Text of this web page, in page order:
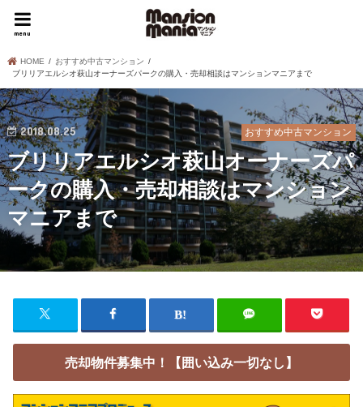
menu
HOME
おすすめ中古マンション
ブリリアエルシオ萩山オーナーズパークの購入・売却相談はマンションマニアまで
おすすめ中古マンション
2018.08.25
ブリリアエルシオ萩山オーナーズパ
ークの購入・売却相談はマンション
マニアまで
売却物件募集中！【囲い込み一切なし】